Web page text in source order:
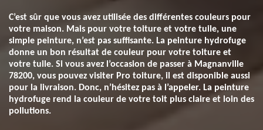
C’est sûr que vous avez utilisée des différentes couleurs pour
votre maison. Mais pour votre toiture et votre tuile, une
simple peinture, n’est pas suffisante. La peinture hydrofuge
donne un bon résultat de couleur pour votre toiture et
votre tuile. Si vous avez l’occasion de passer à Magnanville
78200, vous pouvez visiter Pro toiture, il est disponible aussi
pour la livraison. Donc, n’hésitez pas à l’appeler. La peinture
hydrofuge rend la couleur de votre toit plus claire et loin des
pollutions.